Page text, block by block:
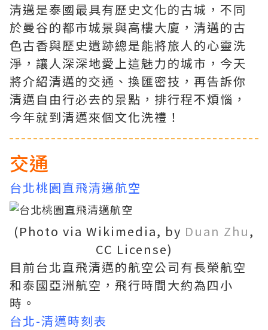
清邁是泰國最具有歷史文化的古城，不同
於曼谷的都市城景與高樓大廈，清邁的古
色古香與歷史遺跡總是能將旅人的心靈洗
淨， 讓人深深地愛上這魅力的城市，今天
將介紹清邁的交通、換匯密技，再告訴你
清邁自由行必去的景點，排行程不煩惱，
今年就到清邁來個文化洗禮！
交通
台北桃園直飛清邁航空
(Photo via Wikimedia, by Duan Zhu,
CC License)
目前台北直飛清邁的航空公司有長榮航空
和泰國亞洲航空，飛行時間大約為四小
時。
台北-清邁時刻表